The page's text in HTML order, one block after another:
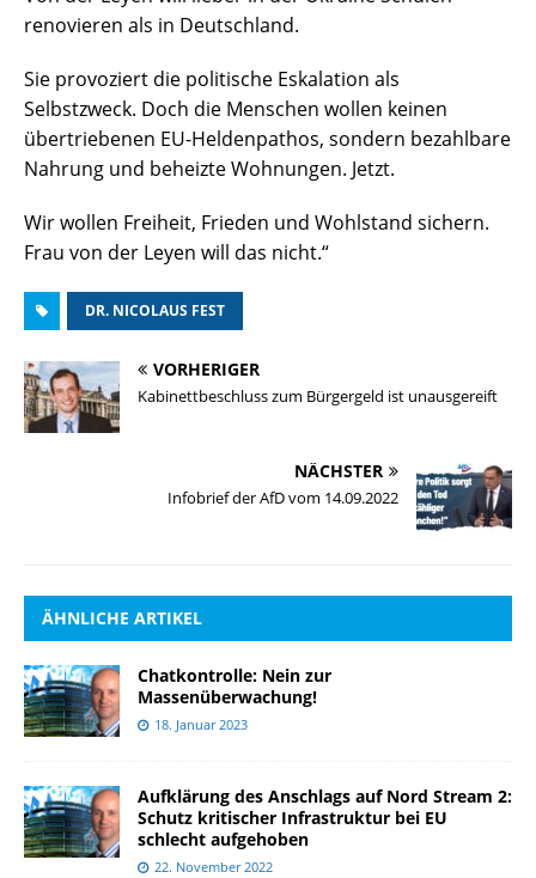
renovieren als in Deutschland.
Sie provoziert die politische Eskalation als
Selbstzweck. Doch die Menschen wollen keinen
übertriebenen EU-Heldenpathos, sondern bezahlbare
Nahrung und beheizte Wohnungen. Jetzt.
Wir wollen Freiheit, Frieden und Wohlstand sichern.
Frau von der Leyen will das nicht.“
DR. NICOLAUS FEST
VORHERIGER
Kabinettbeschluss zum Bürgergeld ist unausgereift
NÄCHSTER
Infobrief der AfD vom 14.09.2022
ÄHNLICHE ARTIKEL
Chatkontrolle: Nein zur
Massenüberwachung!
18. Januar 2023
Aufklärung des Anschlags auf Nord Stream 2:
Schutz kritischer Infrastruktur bei EU
schlecht aufgehoben
22. November 2022